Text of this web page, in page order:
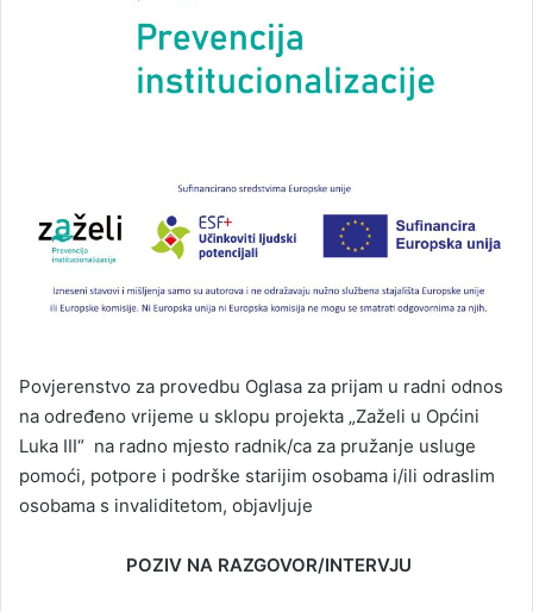
Povjerenstvo za provedbu Oglasa za prijam u radni odnos
na određeno vrijeme u sklopu projekta „Zaželi u Općini
Luka III“ na radno mjesto radnik/ca za pružanje usluge
pomoći, potpore i podrške starijim osobama i/ili odraslim
osobama s invaliditetom, objavljuje
POZIV NA RAZGOVOR/INTERVJU